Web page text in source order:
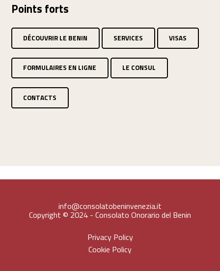
Points forts
DÉCOUVRIR LE BENIN SERVICES VISAS
FORMULAIRES EN LIGNE LE CONSUL
CONTACTS
info@consolatobeninvenezia.it
Copyright © 2024 - Consolato Onorario del Benin
Privacy Policy
Cookie Policy